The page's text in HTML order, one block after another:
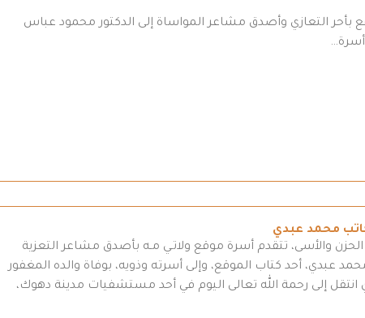
بأحر التعازي وأصدق مشاعر المواساة إلى الدكتور محمود عباس
محمد عبدي
والأسى، تتقدم أسرة موقع ولاتـي مـه بأصدق مشاعر التعزية
عبدي، أحد كتاب الموقع، وإلى أسرته وذويه، بوفاة والده المغفور
انتقل إلى رحمة الله تعالى اليوم في أحد مستشفيات مدينة دهوك،